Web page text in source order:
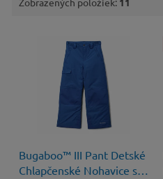
Bugaboo™ III Pant Detské
Chlapčenské Nohavice s